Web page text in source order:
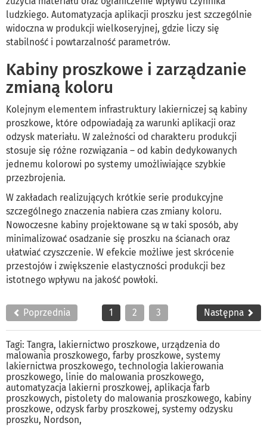
ludzkiego. Automatyzacja aplikacji proszku jest szczególnie
widoczna w produkcji wielkoseryjnej, gdzie liczy się
stabilność i powtarzalność parametrów.
Kabiny proszkowe i zarządzanie
zmianą koloru
Kolejnym elementem infrastruktury lakierniczej są kabiny
proszkowe, które odpowiadają za warunki aplikacji oraz
odzysk materiału. W zależności od charakteru produkcji
stosuje się różne rozwiązania – od kabin dedykowanych
jednemu kolorowi po systemy umożliwiające szybkie
przezbrojenia.
W zakładach realizujących krótkie serie produkcyjne
szczególnego znaczenia nabiera czas zmiany koloru.
Nowoczesne kabiny projektowane są w taki sposób, aby
minimalizować osadzanie się proszku na ścianach oraz
ułatwiać czyszczenie. W efekcie możliwe jest skrócenie
przestojów i zwiększenie elastyczności produkcji bez
istotnego wpływu na jakość powłoki.
Poprzednia 1 2 3 Następna
Tagi: Tangra, lakiernictwo proszkowe, urządzenia do
malowania proszkowego, farby proszkowe, systemy
lakiernictwa proszkowego, technologia lakierowania
proszkowego, linie do malowania proszkowego,
automatyzacja lakierni proszkowej, aplikacja farb
proszkowych, pistolety do malowania proszkowego, kabiny
proszkowe, odzysk farby proszkowej, systemy odzysku
proszku, Nordson,